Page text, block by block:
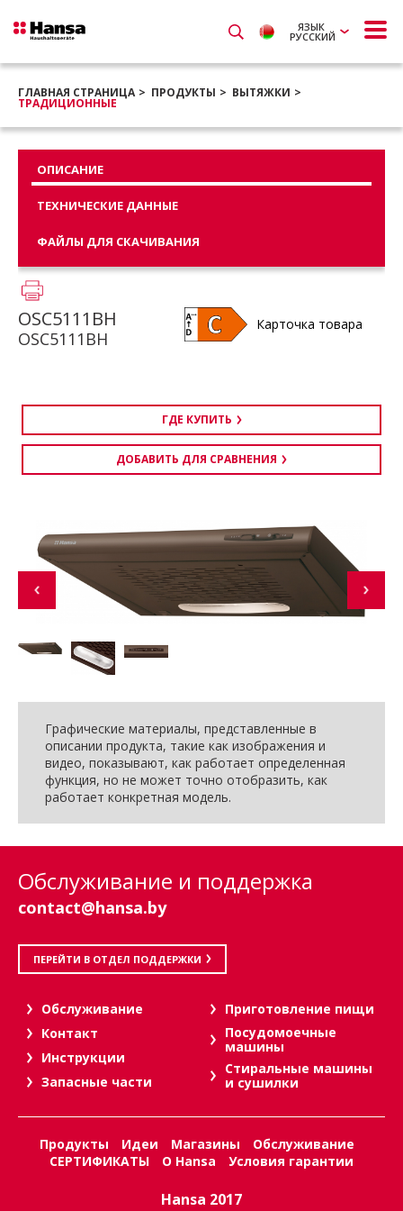
ЯЗЫК
РУССКИЙ
ГЛАВНАЯ СТРАНИЦА ПРОДУКТЫ ВЫТЯЖКИ
ТРАДИЦИОННЫЕ
Графические материалы, представленные в
описании продукта, такие как изображения и
видео, показывают, как работает определенная
функция, но не может точно отобразить, как
работает конкретная модель.
ОПИСАНИЕ
ТЕХНИЧЕСКИЕ ДАННЫЕ
ФАЙЛЫ ДЛЯ СКАЧИВАНИЯ
OSC5111BH
OSC5111BH
Карточка товара
ГДЕ КУПИТЬ
ДОБАВИТЬ ДЛЯ СРАВНЕНИЯ
Обслуживание и поддержка
contact@hansa.by
ПЕРЕЙТИ В ОТДЕЛ ПОДДЕРЖКИ
Oбслуживание
Контакт
Инструкции
Запасные части
Приготовление пищи
Посудомоечные
машины
Стиральные машины
и сушилки
Продукты Идеи Магазины
Обслуживание
СЕРТИФИКАТЫ
О Hansa Условия гарантии
Hansa 2017